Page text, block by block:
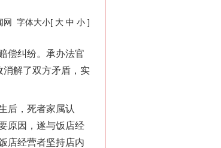
网 字体大小[ 大 中 小 ]
偿纠纷。承办法官
解了双方矛盾，实
后，死者家属认
原因，遂与饭店经
店经营者坚持店内